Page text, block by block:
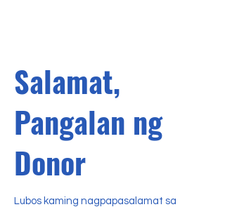
Salamat,
Pangalan ng
Donor
Lubos kaming nagpapasalamat sa